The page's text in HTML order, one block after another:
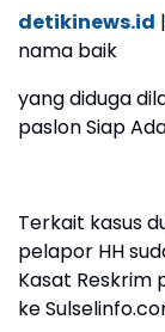
detikinews.id
nama baik
yang diduga
paslon Siap
Terkait kasus
pelapor HH
Kasat Reskrim
ke